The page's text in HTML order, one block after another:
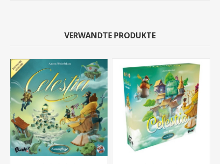
VERWANDTE PRODUKTE